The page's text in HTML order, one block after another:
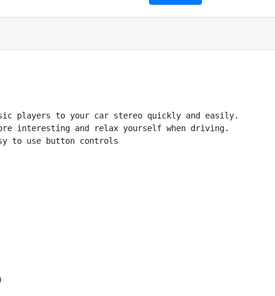
players to your car stereo quickly and easily.
interesting and relax yourself when driving.
to use button controls